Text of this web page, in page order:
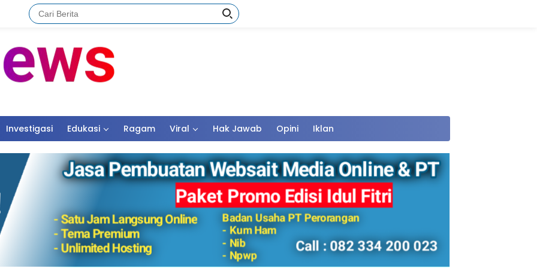
Investigasi Edukasi Ragam Viral Hak Jawab Opini Iklan